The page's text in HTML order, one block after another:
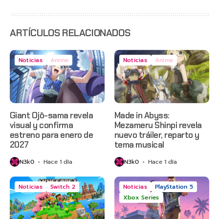
ARTÍCULOS RELACIONADOS
Noticias Anime
Giant Ojō-sama revela
visual y confirma
estreno para enero de
2027
N3k0 Hace 1 día
Noticias Anime
Made in Abyss:
Mezameru Shinpi revela
nuevo tráiler, reparto y
tema musical
N3k0 Hace 1 día
Noticias Switch 2 Noticias
PlayStation 5
Xbox Series